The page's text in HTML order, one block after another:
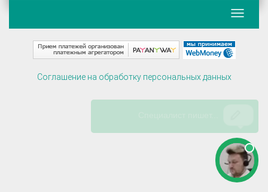
Соглашение на обработку персональных данных